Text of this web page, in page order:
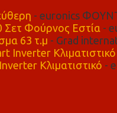
- euronics
Σετ Φούρνος Εστία -
63 τ.μ - Grad
Inverter Κλιματιστικό
Κλιματιστικό -